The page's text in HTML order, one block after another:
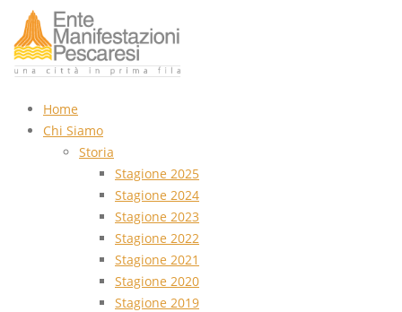
Home
Chi Siamo
Storia
Stagione 2025
Stagione 2024
Stagione 2023
Stagione 2022
Stagione 2021
Stagione 2020
Stagione 2019